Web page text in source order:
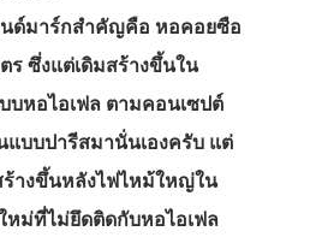
ด์มาร์กสำคัญคือ หอคอยซือ
ร ซึ่งแต่เดิมสร้างขึ้นใน
บหอไอเฟล ตามคอนเซปต์
แบบปารีสมานั่นเองครับ แต่
างขึ้นหลังไฟไหม้ใหญ่ใน
หม่ที่ไม่ยึดติดกับหอไอเฟล